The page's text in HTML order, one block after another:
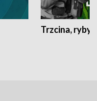
Trzcina, ryby